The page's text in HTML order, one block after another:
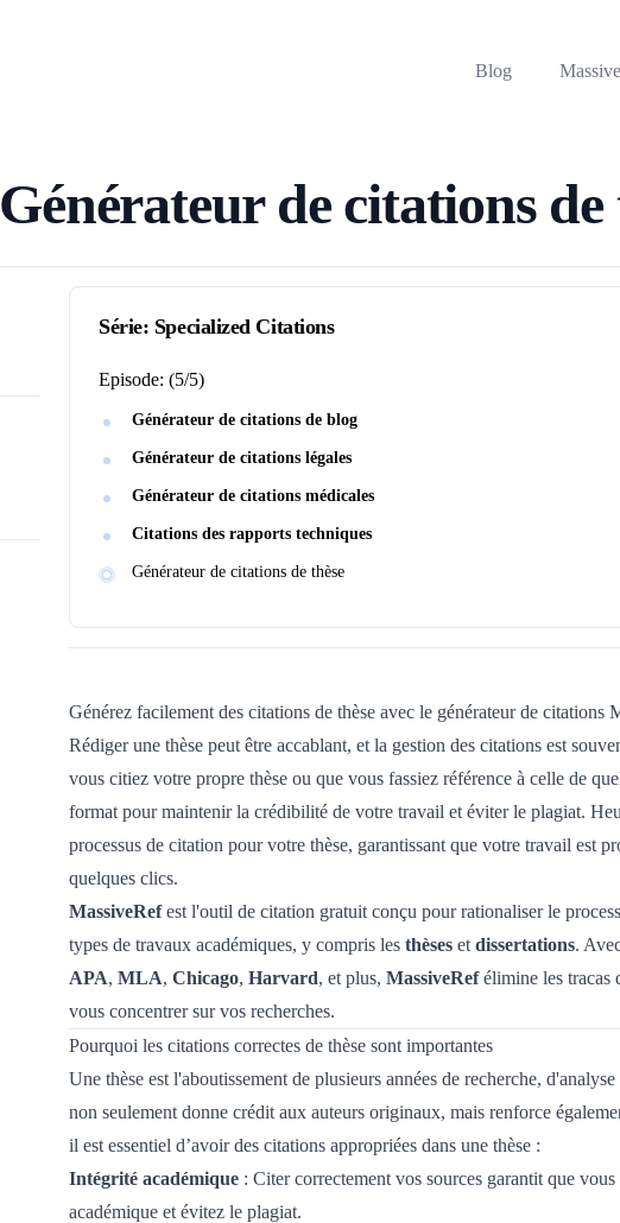
Blog
Générateur de citations de
Série: Specialized Citations
Episode: (5/5)
Générateur de citations de blog
Générateur de citations légales
Générateur de citations médicales
Citations des rapports techniques
Générateur de citations de thèse
Générez facilement des citations de thèse avec le générateur de citations
Rédiger une thèse peut être accablant, et la gestion des citations est
vous citiez votre propre thèse ou que vous fassiez référence à celle de
format pour maintenir la crédibilité de votre travail et éviter le plagiat.
processus de citation pour votre thèse, garantissant que votre travail est
quelques clics.
MassiveRefest l'outil de citation gratuit conçu pour rationaliser le
types de travaux académiques, y compris les thèses et dissertations.
APA, MLA, Chicago, Harvard, et plus, MassiveRefélimine les tracas
vous concentrer sur vos recherches.
Pourquoi les citations correctes de thèse sont importantes
Une thèse est l'aboutissement de plusieurs années de recherche,
non seulement donne crédit aux auteurs originaux, mais renforce
il est essentiel d’avoir des citations appropriées dans une thèse :
Intégrité académique : Citer correctement vos sources garantit que
académique et évitez le plagiat.